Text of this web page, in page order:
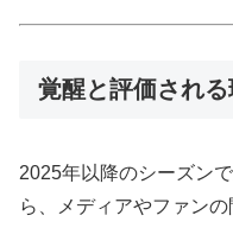
覚醒と評価され
2025年以降のシーズン
ら、メディアやファン